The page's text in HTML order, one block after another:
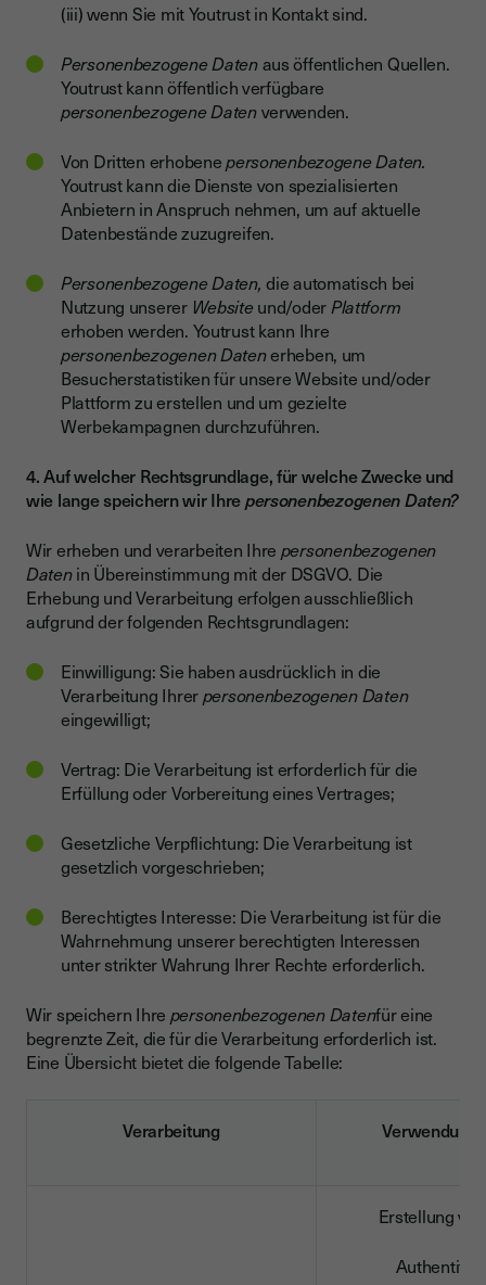
(iii) wenn Sie mit Youtrust in Kontakt sind.
Personenbezogene Datenaus öffentlichen Quellen.
Youtrust kann öffentlich verfügbare
personenbezogene Datenverwenden.
Von Dritten erhobenepersonenbezogene Daten.
Youtrust kann die Dienste von spezialisierten
Anbietern in Anspruch nehmen, um auf aktuelle
Datenbestände zuzugreifen.
Personenbezogene Daten, die automatisch bei
Nutzung unserer Website und/oderPlattform
erhoben werden. Youtrust kann Ihre
personenbezogenen Datenerheben, um
Besucherstatistiken für unsere Website und/oder
Plattform zu erstellen und um gezielte
Werbekampagnen durchzuführen.
4. Auf welcher Rechtsgrundlage, für welche Zwecke und
wie lange speichern wir Ihrepersonenbezogenen Daten?
Wir erheben und verarbeiten Ihre personenbezogenen
Datenin Übereinstimmung mit der DSGVO. Die
Erhebung und Verarbeitung erfolgen ausschließlich
aufgrund der folgenden Rechtsgrundlagen:
Einwilligung: Sie haben ausdrücklich in die
Verarbeitung Ihrerpersonenbezogenen Daten
eingewilligt;
Vertrag: Die Verarbeitung ist erforderlich für die
Erfüllung oder Vorbereitung eines Vertrages;
Gesetzliche Verpflichtung: Die Verarbeitung ist
gesetzlich vorgeschrieben;
Berechtigtes Interesse: Die Verarbeitung ist für die
Wahrnehmung unserer berechtigten Interessen
unter strikter Wahrung Ihrer Rechte erforderlich.
Wir speichern Ihre personenbezogenen Datenfür eine
begrenzte Zeit, die für die Verarbeitung erforderlich ist.
Eine Übersicht bietet die folgende Tabelle:
Verarbeitung
Erstellung